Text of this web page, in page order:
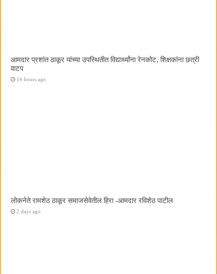
आमदार प्रशांत ठाकूर यांच्या उपस्थितीत विद्यार्थ्यांना रेनकोट, शिक्षकांना छत्री
वाटप
14 hours ago
लोकनेते रामशेठ ठाकूर समाजसेवेतील हिरा -आमदार रविशेठ पाटील
2 days ago